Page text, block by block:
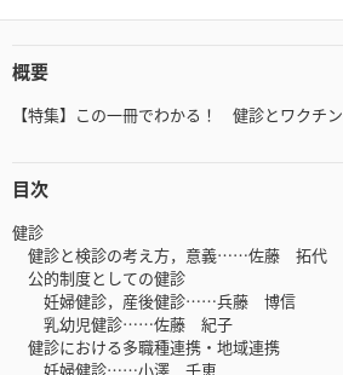
概要
【特集】この一冊でわかる！ 健診とワクチン
目次
健診
健診と検診の考え方，意義……佐藤 拓代
公的制度としての健診
妊婦健診，産後健診……兵藤 博信
乳幼児健診……佐藤 紀子
健診における多職種連携・地域連携
妊婦健診……小澤 千恵